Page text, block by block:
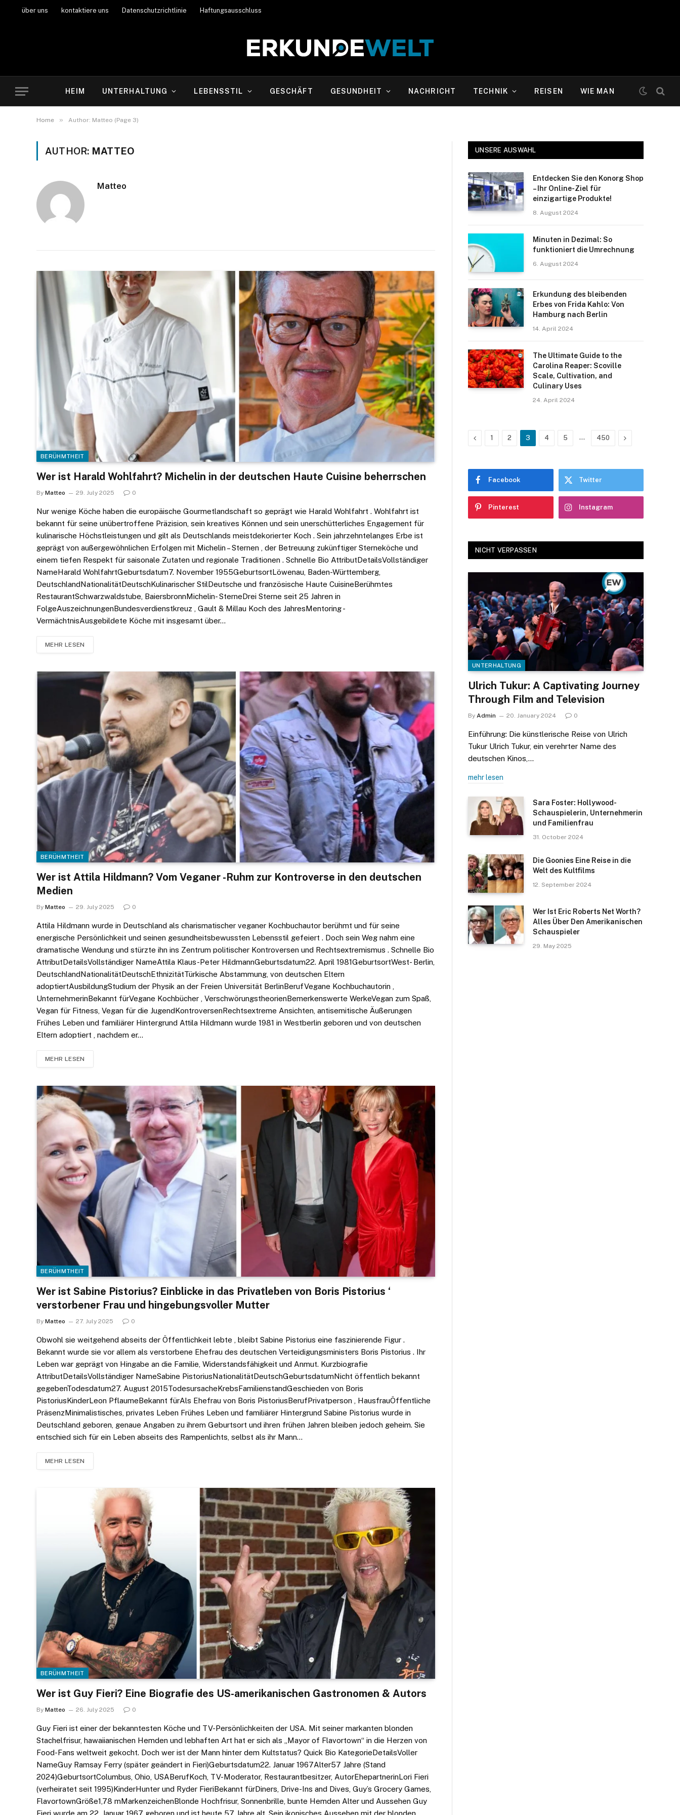
über uns kontaktiere uns Datenschutzrichtlinie Haftungsausschluss
HEIM UNTERHALTUNG LEBENSSTIL GESCHÄFT GESUNDHEIT NACHRICHT TECHNIK REISEN WIE MAN
Home » Author: Matteo (Page 3)
AUTHOR: MATTEO
Matteo
BERÜHMTHEIT
Wer ist Harald Wohlfahrt? Michelin in der deutschen Haute Cuisine beherrschen
By Matteo 29. July 2025 0
Nur wenige Köche haben die europäische Gourmetlandschaft so geprägt wie Harald Wohlfahrt . Wohlfahrt ist
bekannt für seine unübertroffene Präzision, sein kreatives Können und sein unerschütterliches Engagement für
kulinarische Höchstleistungen und gilt als Deutschlands meistdekorierter Koch . Sein jahrzehntelanges Erbe ist
geprägt von außergewöhnlichen Erfolgen mit Michelin – Sternen , der Betreuung zukünftiger Sterneköche und
einem tiefen Respekt für saisonale Zutaten und regionale Traditionen . Schnelle Bio AttributDetailsVollständiger
NameHarald WohlfahrtGeburtsdatum​​7. November 1955Geburtsort​​Löwenau, Baden-Württemberg,
DeutschlandNationalitätDeutschKulinarischer StilDeutsche und französische Haute CuisineBerühmtes
RestaurantSchwarzwaldstube, BaiersbronnMichelin- SterneDrei Sterne seit 25 Jahren in
FolgeAuszeichnungenBundesverdienstkreuz , Gault & Millau Koch des JahresMentoring -
VermächtnisAusgebildete Köche mit insgesamt über…
MEHR LESEN
BERÜHMTHEIT
Wer ist Attila Hildmann? Vom Veganer -Ruhm zur Kontroverse in den deutschen
Medien
By Matteo 29. July 2025 0
Attila Hildmann wurde in Deutschland als charismatischer veganer Kochbuchautor berühmt und für seine
energische Persönlichkeit und seinen gesundheitsbewussten Lebensstil gefeiert . Doch sein Weg nahm eine
dramatische Wendung und stürzte ihn ins Zentrum politischer Kontroversen und Rechtsextremismus .​ Schnelle Bio
AttributDetailsVollständiger NameAttila Klaus-Peter HildmannGeburtsdatum​​22. April 1981Geburtsort​​West- Berlin,
DeutschlandNationalitätDeutschEthnizitätTürkische Abstammung, von deutschen Eltern
adoptiertAusbildungStudium der Physik an der Freien Universität BerlinBerufVegane Kochbuchautorin ,
UnternehmerinBekannt fürVegane Kochbücher , VerschwörungstheorienBemerkenswerte WerkeVegan zum Spaß,
Vegan für Fitness, Vegan für die JugendKontroversenRechtsextreme Ansichten, antisemitische Äußerungen
Frühes Leben und familiärer Hintergrund Attila Hildmann wurde 1981 in Westberlin geboren und von deutschen
Eltern adoptiert , nachdem er…
MEHR LESEN
BERÜHMTHEIT
Wer ist Sabine Pistorius? Einblicke in das Privatleben von Boris Pistorius ‘
verstorbener Frau und hingebungsvoller Mutter
By Matteo 27. July 2025 0
Obwohl sie weitgehend abseits der Öffentlichkeit lebte , bleibt Sabine Pistorius eine faszinierende Figur .
Bekannt wurde sie vor allem als verstorbene Ehefrau des deutschen Verteidigungsministers Boris Pistorius . Ihr
Leben war geprägt von Hingabe an die Familie, Widerstandsfähigkeit und Anmut. Kurzbiografie
AttributDetailsVollständiger NameSabine PistoriusNationalitätDeutschGeburtsdatum​​Nicht öffentlich bekannt
gegebenTodesdatum​​27. August 2015Todesursache​​KrebsFamilienstand​Geschieden von Boris
PistoriusKinderLeon PflaumeBekannt fürAls Ehefrau von Boris Pistorius​BerufPrivatperson , HausfrauÖffentliche
PräsenzMinimalistisches, privates Leben Frühes Leben und familiärer Hintergrund Sabine Pistorius wurde in
Deutschland geboren, genaue Angaben zu ihrem Geburtsort und ihren frühen Jahren bleiben jedoch geheim. Sie
entschied sich für ein Leben abseits des Rampenlichts, selbst als ihr Mann…
MEHR LESEN
BERÜHMTHEIT
Wer ist Guy Fieri? Eine Biografie des US-amerikanischen Gastronomen & Autors
By Matteo 26. July 2025 0
Guy Fieri ist einer der bekanntesten Köche und TV-Persönlichkeiten der USA. Mit seiner markanten blonden
Stachelfrisur, hawaiianischen Hemden und lebhaften Art hat er sich als „Mayor of Flavortown“ in die Herzen von
Food-Fans weltweit gekocht. Doch wer ist der Mann hinter dem Kultstatus? Quick Bio KategorieDetailsVoller
NameGuy Ramsay Ferry (später geändert in Fieri)Geburtsdatum22. Januar 1967Alter57 Jahre (Stand
2024)GeburtsortColumbus, Ohio, USABerufKoch, TV-Moderator, Restaurantbesitzer, AutorEhepartnerinLori Fieri
(verheiratet seit 1995)KinderHunter und Ryder FieriBekannt fürDiners, Drive-Ins and Dives, Guy’s Grocery Games,
FlavortownGröße1,78 mMarkenzeichenBlonde Hochfrisur, Sonnenbrille, bunte Hemden Alter und Aussehen Guy
Fieri wurde am 22. Januar 1967 geboren und ist heute 57 Jahre alt. Sein ikonisches Aussehen mit der blonden
UNSERE AUSWAHL
Entdecken Sie den Konorg Shop
– Ihr Online-Ziel für
einzigartige Produkte!
8. August 2024
Minuten in Dezimal: So
funktioniert die Umrechnung
6. August 2024
Erkundung des bleibenden
Erbes von Frida Kahlo: Von
Hamburg nach Berlin
14. April 2024
The Ultimate Guide to the
Carolina Reaper: Scoville
Scale, Cultivation, and
Culinary Uses
24. April 2024
Previous
1 2 3 4 5 … 450 Next
Facebook Twitter
Pinterest Instagram
NICHT VERPASSEN
UNTERHALTUNG
Ulrich Tukur: A Captivating Journey
Through Film and Television
By Admin 20. January 2024 0
Einführung: Die künstlerische Reise von Ulrich
Tukur Ulrich Tukur, ein verehrter Name des
deutschen Kinos,…
mehr lesen
Sara Foster: Hollywood-
Schauspielerin, Unternehmerin
und Familienfrau
31. October 2024
Die Goonies Eine Reise in die
Welt des Kultfilms
12. September 2024
Wer Ist Eric Roberts Net Worth?
Alles Über Den Amerikanischen
Schauspieler
29. May 2025